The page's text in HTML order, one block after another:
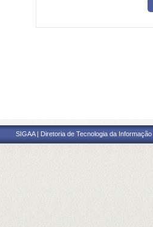
SIGAA | Diretoria de Tecnologia da